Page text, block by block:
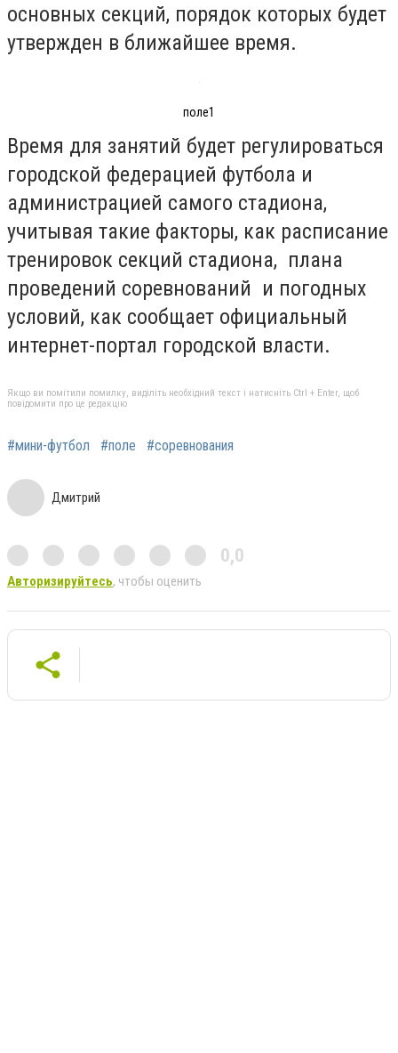
основных секций, порядок которых будет
утвержден в ближайшее время.
поле1
Время для занятий будет регулироваться
городской федерацией футбола и
администрацией самого стадиона,
учитывая такие факторы, как расписание
тренировок секций стадиона, плана
проведений соревнований и погодных
условий, как сообщает официальный
интернет-портал городской власти.
Якщо ви помітили помилку, виділіть необхідний текст і натисніть Ctrl + Enter, щоб
повідомити про це редакцію
#мини-футбол #поле #соревнования
Дмитрий
0,0
Авторизируйтесь, чтобы оценить